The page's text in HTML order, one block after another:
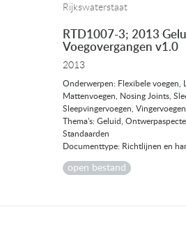
Rijkswaterstaat
RTD1007-3; 2013
Voegovergangen v1.0
2013
Onderwerpen: Flexibele voegen,
Mattenvoegen, Nosing Joints,
Sleepvingervoegen,
Thema's: Geluid,
Standaarden
Documenttype: Richtlijnen en
open bestand